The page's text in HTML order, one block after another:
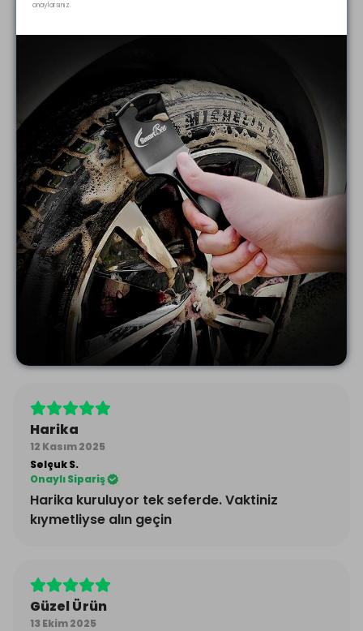
Çok iyi
Onaylı Sipariş
Kaliteli ürün
Vaadini Gerçeklemiyor
21 Aralık 2025
MüntehaM.
Onaylı Sipariş
Evet, su emiciliği iyi ama seramik kaplamalı
B-SUV'da kalan suyu çekerken bile üçüncü
atış itibariyle fazlasıyla su izi bırakıyor. Hiç de
öyle tek havluyla bir araba kurulamak
mümkün değil.
Harika
12 Kasım 2025
SelçukS.
Onaylı Sipariş
Harika kuruluyor tek seferde. Vaktiniz
kıymetliyse alın geçin
Güzel Ürün
13 Ekim 2025
onaylarsınız.